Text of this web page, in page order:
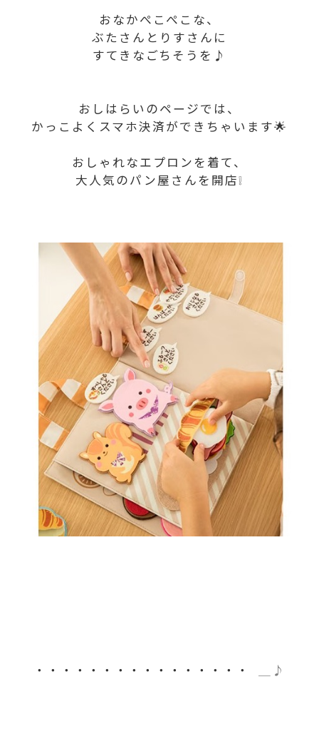
おなかぺこぺこな、
ぶたさんとりすさんに
すてきなごちそうを♪
おしはらいのページでは、
かっこよくスマホ決済ができちゃいます🌟
おしゃれなエプロンを着て、
大人気のパン屋さんを開店❕
・・・・・・・・・・・・・・・・ ＿♪